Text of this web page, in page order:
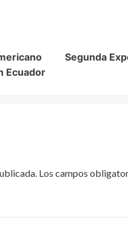
Ecuador
Segunda
Los campos